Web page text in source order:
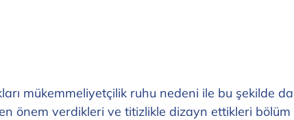
mükemmeliyetçilik ruhu nedeni ile bu şekilde
önem verdikleri ve titizlikle dizayn ettikleri bölüm